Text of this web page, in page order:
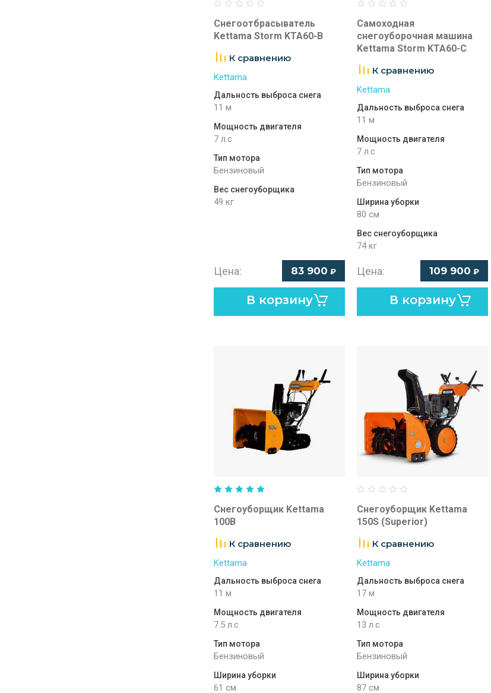
Снегоотбрасыватель
Kettama Storm KTA60-B
К сравнению
Kettama
Дальность выброса снега
11 м
Мощность двигателя
7 л.с
Тип мотора
Бензиновый
Вес снегоуборщика
49 кг
Цена: 83 900 ₽
В корзину
Самоходная
снегоуборочная машина
Kettama Storm KTA60-C
К сравнению
Kettama
Дальность выброса снега
11 м
Мощность двигателя
7 л.с
Тип мотора
Бензиновый
Ширина уборки
80 см
Вес снегоуборщика
74 кг
Цена: 109 900 ₽
В корзину
Снегоуборщик Kettama
100B
К сравнению
Kettama
Дальность выброса снега
11 м
Мощность двигателя
7.5 л.с
Тип мотора
Бензиновый
Ширина уборки
61 см
Снегоуборщик Kettama
150S (Superior)
К сравнению
Kettama
Дальность выброса снега
17 м
Мощность двигателя
13 л.с
Тип мотора
Бензиновый
Ширина уборки
87 см